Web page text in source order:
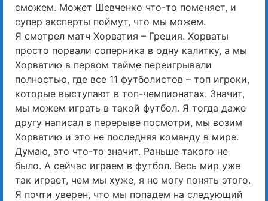
сможем. Может Шевченко что-то поменяет, и
супер эксперты поймут, что мы можем.
Я смотрел матч Хорватия – Греция. Хорваты
просто порвали соперника в одну калитку, а мы
Хорватию в первом тайме переигрывали
полностью, где все 11 футболистов – топ игроки,
которые выступают в топ-чемпионатах. Значит,
мы можем играть в такой футбол. Я тогда даже
другу написал в перерыве посмотри, мы возим
Хорватию и это не последняя команду в мире.
Думаю, это что-то значит. Раньше такого не
было. А сейчас играем в футбол. Весь мир уже
так играет, чем мы хуже, я не могу понять этого.
Я почти уверен, что мы попадем на следующий